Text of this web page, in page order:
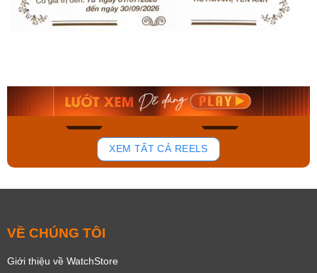
140
Mua ngay Mua ngay
XEM TẤT CẢ REELS
VỀ CHÚNG TÔI
Giới thiệu về WatchStore